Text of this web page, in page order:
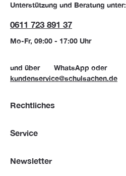
Unterstützung und Beratung unter:
0611 723 891 37
Mo-Fr, 09:00 - 17:00 Uhr
und über WhatsApp oder
kundenservice@schulsachen.de
Rechtliches
Service
Newsletter